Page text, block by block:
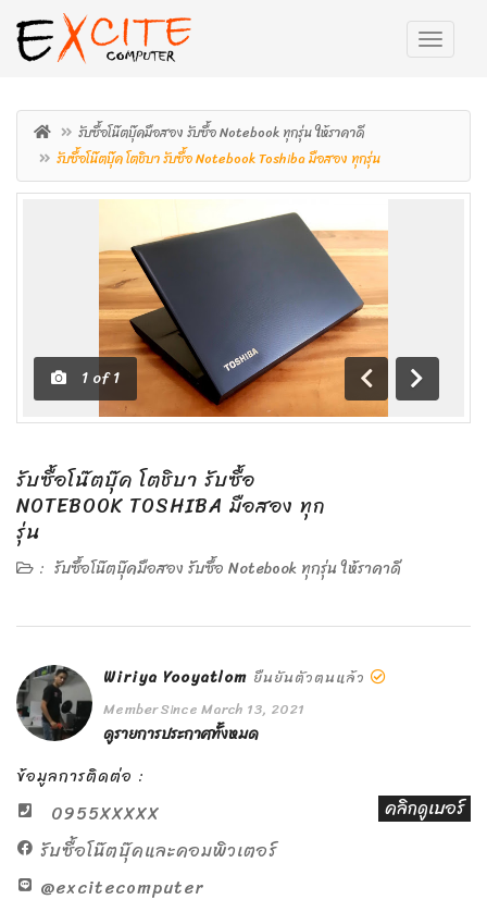
รับซื้อโน๊ตบุ๊คมือสอง รับซื้อ Notebook ทุกรุ่น ให้ราคาดี
รับซื้อโน๊ตบุ๊ค โตชิบา รับซื้อ Notebook Toshiba มือสอง ทุกรุ่น
1 of 1
ถอย เดิน
รับซื้อโน๊ตบุ๊ค โตชิบา รับซื้อ
NOTEBOOK TOSHIBA มือสอง ทุก
รุ่น
: รับซื้อโน๊ตบุ๊คมือสอง รับซื้อ Notebook ทุกรุ่น ให้ราคาดี
Wiriya Yooyatlom ยืนยันตัวตนแล้ว
Member Since March 13, 2021
ดูรายการประกาศทั้งหมด
ข้อมูลการติดต่อ :
0955XXXXX
คลิกดูเบอร์
รับซื้อโน๊ตบุ๊คและคอมพิวเตอร์
@excitecomputer